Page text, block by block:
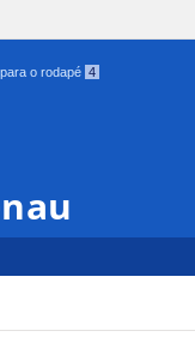
o rodapé 4